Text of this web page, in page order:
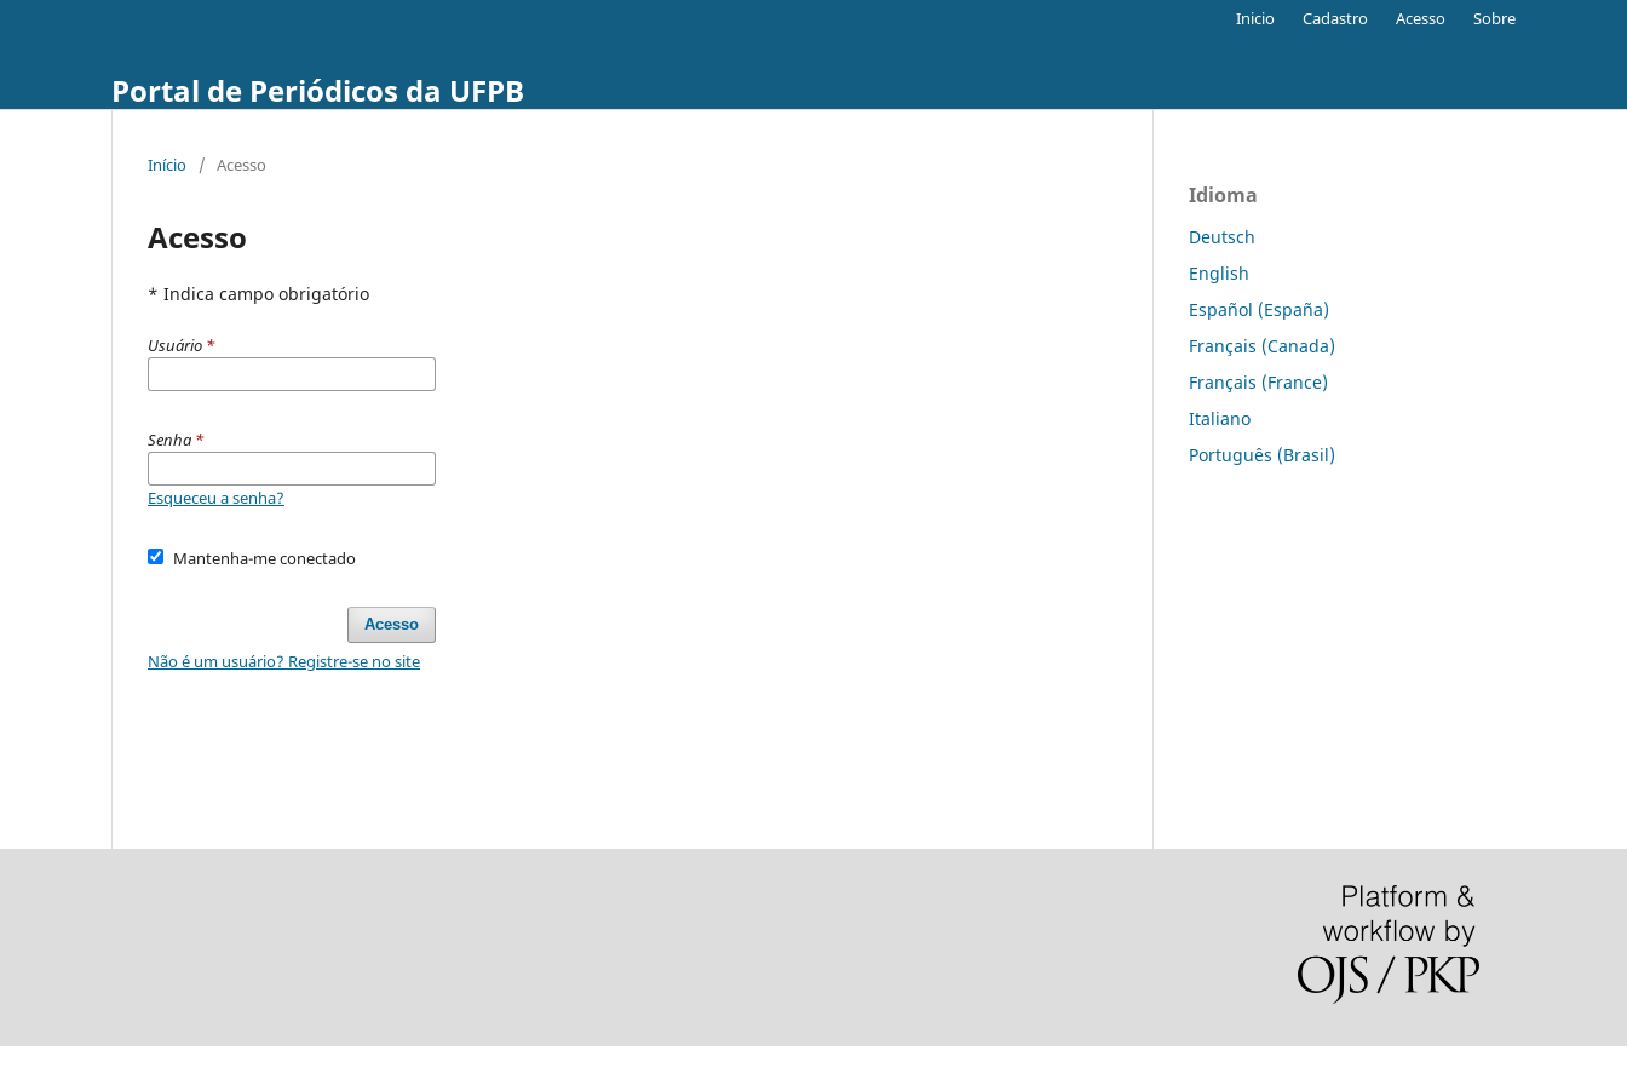
Portal de Periódicos da UFPB
Inicio Cadastro Acesso Sobre
Início / Acesso
Acesso
* Indica campo obrigatório
Usuário *
Senha *
Esqueceu a senha?
Mantenha-me conectado
Acesso
Não é um usuário? Registre-se no site
Idioma
Deutsch
English
Español (España)
Français (Canada)
Français (France)
Italiano
Português (Brasil)